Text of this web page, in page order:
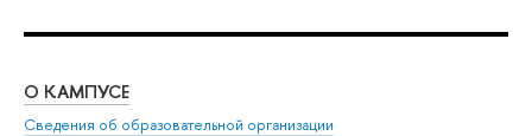
О КАМПУСЕ
Сведения об образовательной организации